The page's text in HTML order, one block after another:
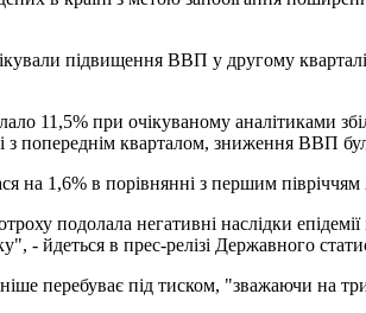
підвищення ВВП у другому
11,5% при очікуваному аналітиками
з попереднім кварталом, зниження ВВП
на 1,6% в порівнянні з першим півріччям
подолала негативні наслідки
- йдеться в прес-релізі Державного
перебуває під тиском, "зважаючи на